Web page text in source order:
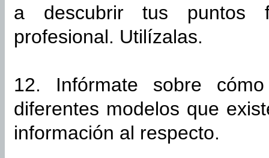
a descubrir tus puntos
profesional. Utilízalas.
12. Infórmate sobre
diferentes modelos que
información al respecto.